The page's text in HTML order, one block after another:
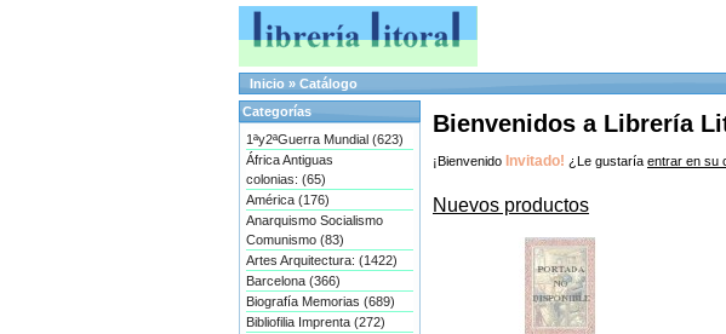
Inicio » Catálogo
Bienvenidos a Librería
¡Bienvenido Invitado! ¿Le gustaría entrar en su
Nuevos productos
Categorías
1ªy2ªGuerra Mundial (623)
África Antiguas
colonias: (65)
América (176)
Anarquismo Socialismo
Comunismo (83)
Artes Arquitectura: (1422)
Barcelona (366)
Biografía Memorias (689)
Bibliofilia Imprenta (272)